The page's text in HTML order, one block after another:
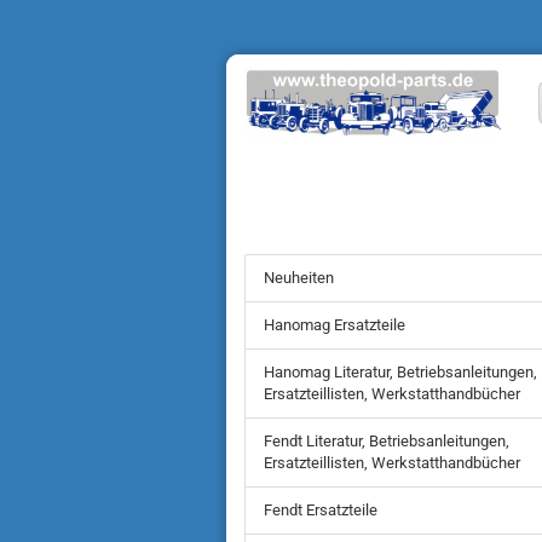
Neuheiten
Hanomag Ersatzteile
Hanomag Literatur, Betriebsanleitungen,
Ersatzteillisten, Werkstatthandbücher
Fendt Literatur, Betriebsanleitungen,
Ersatzteillisten, Werkstatthandbücher
Fendt Ersatzteile